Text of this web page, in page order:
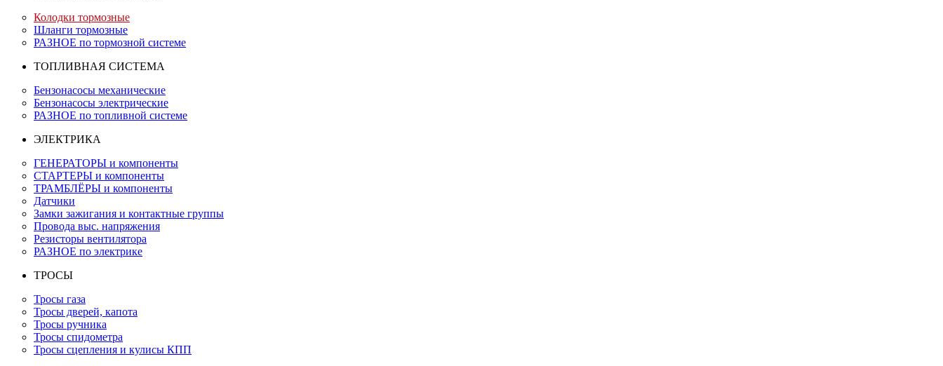
Колодки тормозные
Шланги тормозные
РАЗНОЕ по тормозной системе
ТОПЛИВНАЯ СИСТЕМА
Бензонасосы механические
Бензонасосы электрические
РАЗНОЕ по топливной системе
ЭЛЕКТРИКА
ГЕНЕРАТОРЫ и компоненты
СТАРТЕРЫ и компоненты
ТРАМБЛЁРЫ и компоненты
Датчики
Замки зажигания и контактные группы
Провода выс. напряжения
Резисторы вентилятора
РАЗНОЕ по электрике
ТРОСЫ
Тросы газа
Тросы дверей, капота
Тросы ручника
Тросы спидометра
Тросы сцепления и кулисы КПП